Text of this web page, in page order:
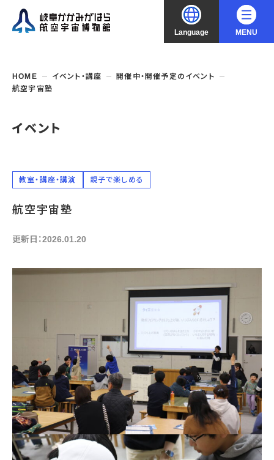
Language
中文（简化字）
中文（繁體字）
한국어
MENU
年間パスポート
フロアガイド
よくあるご質問
企画展
開催中・開催予定の企画展
常設展示
シアタールーム上映
操縦シミュレーション体験
おすすめコース
イベント・講座
開催中・開催予定のイベント
教室・講座・講演
ガイドツアー
博物館としての取組み
レンタルそらはく
空宙博ボランティア
子ども会・スポーツ少年団等
学校・教育関係の方へ
教育プログラム
オンライン学習
アウトリーチ
展示・イベントカレンダー
イベント予約申し込み
スタッフコラム
お問い合わせ
HOME イベント・講座
開催中・開催予定のイベント
航空宇宙塾
イベント
教室・講座・講演 親子で楽しめる
航空宇宙塾
更新日：2026.01.20